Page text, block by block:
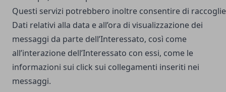
Questi servizi potrebbero inoltre consentire di
Dati relativi alla data e all’ora di visualizzazione dei
messaggi da parte dell’Interessato, così come
all’interazione dell’Interessato con essi, come le
informazioni sui click sui collegamenti inseriti nei
messaggi.